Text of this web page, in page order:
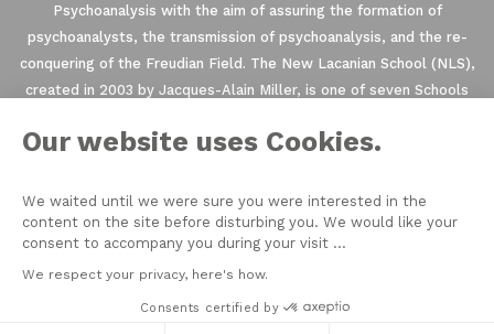
Psychoanalysis with the aim of assuring the formation of
psychoanalysts, the transmission of psychoanalysis, and the re-
conquering of the Freudian Field. The New Lacanian School (NLS),
created in 2003 by Jacques-Alain Miller, is one of seven Schools
Psychoanalysis (WAP). The NLS is a member of the
European Schools of psychoanalysis oriented by Freud and Lacan’s
teachings.
2021 © THE NEW LACANIAN SCHOOL
NLS MESSAGER
PRIVACY CONTACT
Our website uses Cookies.
We waited until we were sure you were interested in the
content on the site before disturbing you. We would like your
consent to accompany you during your visit ...
We respect your privacy, here's how.
Consents certified by